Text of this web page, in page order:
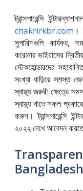
ট্রান্সপারেন্সি
chakrirkbr.com ।
সুপারিশগুলি কার্যকর,
করোনার ভাইরাসের
স্টেকহোল্ডারদের
সংখ্যা বাড়িয়ে সমস্ত
স্বাস্থ্য জরুরী ক্ষেত্রে
স্বাস্থ্য খাতে সকল
করুন। ট্রান্সপারেন্সি
২০২২ দেখে আবেদন